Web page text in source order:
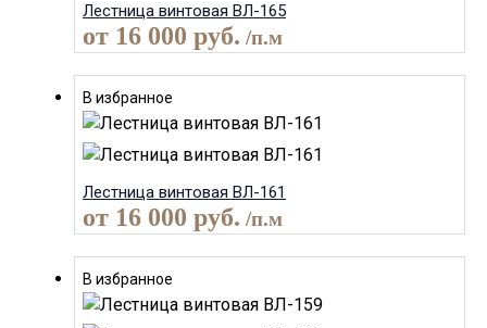
Лестница винтовая ВЛ-165
от 16 000 руб. /п.м
В избранное
Лестница винтовая ВЛ-161
от 16 000 руб. /п.м
В избранное